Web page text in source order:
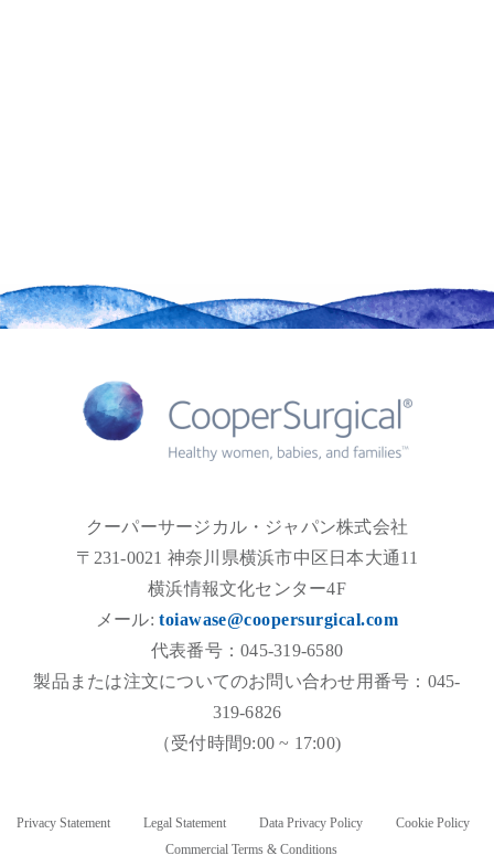
クーパーサージカル・ジャパン株式会社
〒231-0021 神奈川県横浜市中区日本大通11
横浜情報文化センター4F
メール:toiawase@coopersurgical.com
代表番号：045-319-6580
製品または注文についてのお問い合わせ用番号：045-
319-6826
（受付時間9:00 ~ 17:00)
Privacy Statement Legal Statement Data Privacy Policy
Cookie Policy
Commercial Terms & Conditions